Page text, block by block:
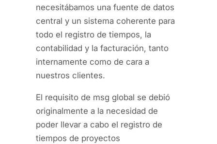
necesitábamos una fuente de datos
central y un sistema coherente para
todo el registro de tiempos, la
contabilidad y la facturación, tanto
internamente como de cara a
nuestros clientes.
El requisito de msg global se debió
originalmente a la necesidad de
poder llevar a cabo el registro de
tiempos de proyectos